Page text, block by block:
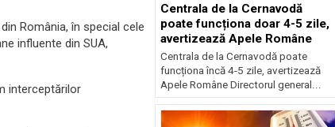
România, în special cele
influente din SUA,
interceptărilor
Centrala de la Cernavodă
poate funcționa doar 4-5 zile,
avertizează Apele Române
Centrala de la Cernavodă poate
funcționa încă 4-5 zile, avertizează
Apele Române Directorul general...